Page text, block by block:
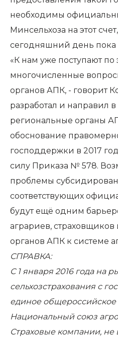
необходимы
Минсельхоза на этот
сегодняшний день пока
«К нам уже поступают по
многочисленные
органов АПК, - говорит
разработал и направил
региональные органы
обоснование
господдержки в 2017
силу Приказа № 578.
проблемы
соответствующих
будут ещё одним
аграриев,
органов АПК к системе
СПРАВКА:
С 1 января 2016 года на
сельхозстрахования с
единое
Национальный союз
Страховые компании,